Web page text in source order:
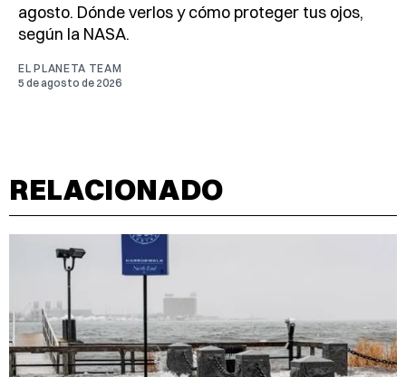
agosto. Dónde verlos y cómo proteger tus ojos,
según la NASA.
EL PLANETA TEAM
5 de agosto de 2026
RELACIONADO